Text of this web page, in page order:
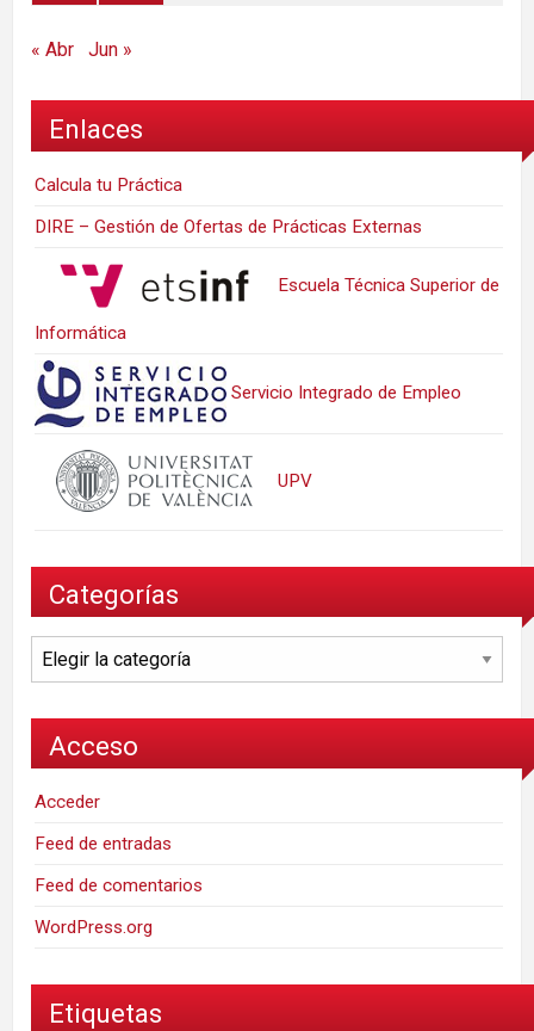
« Abr Jun »
Enlaces
Calcula tu Práctica
DIRE – Gestión de Ofertas de Prácticas Externas
Escuela Técnica Superior de
Informática
Servicio Integrado de Empleo
UPV
Categorías
Categorías
Acceso
Acceder
Feed de entradas
Feed de comentarios
WordPress.org
Etiquetas